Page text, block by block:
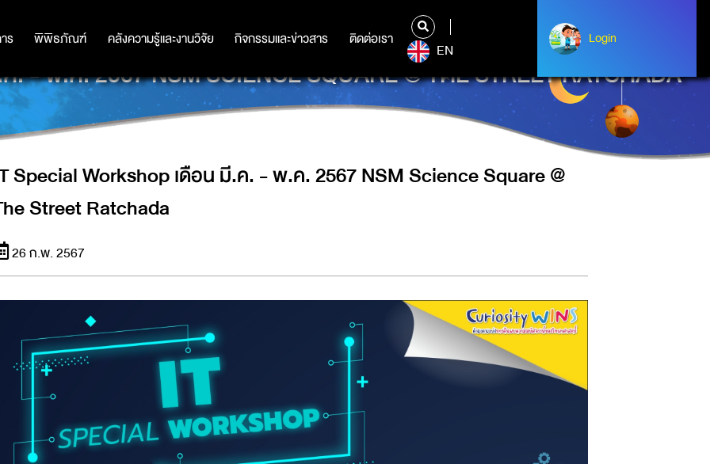
ร พิพิธภัณฑ์ คลังความรู้และงานวิจัย กิจกรรมและข่าวสาร ติดต่อเรา
ร พิพิธภัณฑ์ คลังความรู้และงานวิจัย กิจกรรมและข่าวสาร ติดต่อเรา
EN
Login
Login
. - พ.ค. 2567 NSM SCIENCE SQUARE @ THE STREET RATCHADA
Special Workshop เดือน มี.ค. - พ.ค. 2567 NSM Science Square @
Street Ratchada
26 ก.พ. 2567